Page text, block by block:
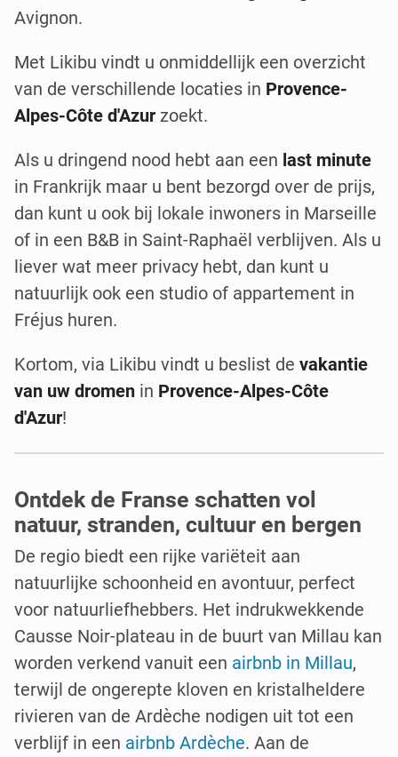
Avignon.
Met Likibu vindt u onmiddellijk een overzicht
van de verschillende locaties in Provence-
Alpes-Côte d'Azur zoekt.
Als u dringend nood hebt aan een last minute
in Frankrijk maar u bent bezorgd over de prijs,
dan kunt u ook bij lokale inwoners in Marseille
of in een B&B in Saint-Raphaël verblijven. Als u
liever wat meer privacy hebt, dan kunt u
natuurlijk ook een studio of appartement in
Fréjus huren.
Kortom, via Likibu vindt u beslist de vakantie
van uw dromen in Provence-Alpes-Côte
d'Azur!
Ontdek de Franse schatten vol
natuur, stranden, cultuur en bergen
De regio biedt een rijke variëteit aan
natuurlijke schoonheid en avontuur, perfect
voor natuurliefhebbers. Het indrukwekkende
Causse Noir-plateau in de buurt van Millau kan
worden verkend vanuit een airbnb in Millau,
terwijl de ongerepte kloven en kristalheldere
rivieren van de Ardèche nodigen uit tot een
verblijf in een airbnb Ardèche. Aan de